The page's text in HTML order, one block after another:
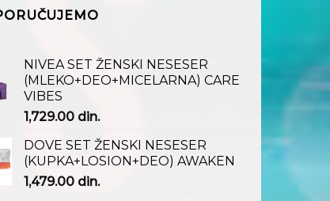
NIVEA SET ŽENSKI NESESER
(MLEKO+DEO+MICELARNA) CARE
VIBES
1,729.00 din.
DOVE SET ŽENSKI NESESER
(KUPKA+LOSION+DEO) AWAKEN
1,479.00 din.